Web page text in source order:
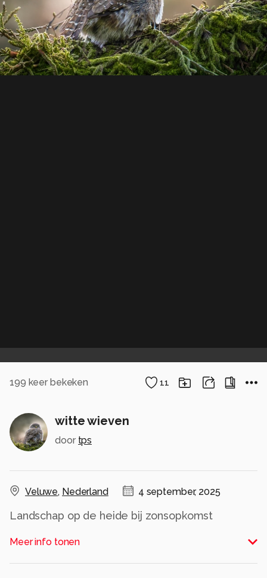
199 keer bekeken 11
witte wieven
door tps
Veluwe, Nederland 4 september, 2025
Landschap op de heide bij zonsopkomst
Alle rechten voorbehouden
Meer info tonen